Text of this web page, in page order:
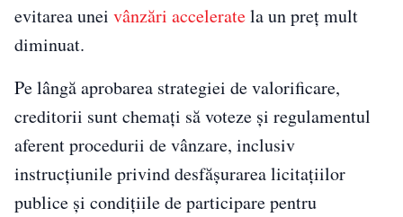
evitarea unei vânzări acceleratela un preț mult
diminuat.
Pe lângă aprobarea strategiei de valorificare,
creditorii sunt chemați să voteze și regulamentul
aferent procedurii de vânzare, inclusiv
instrucțiunile privind desfășurarea licitațiilor
publice și condițiile de participare pentru